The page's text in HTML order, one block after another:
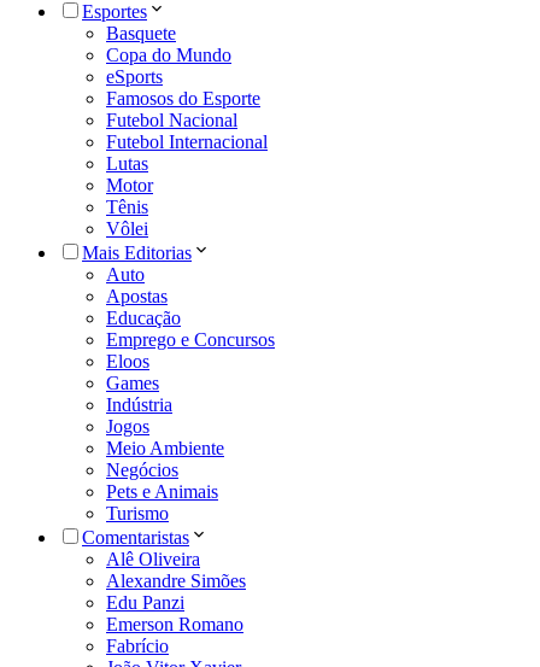
Esportes
Basquete
Copa do Mundo
eSports
Famosos do Esporte
Futebol Nacional
Futebol Internacional
Lutas
Motor
Tênis
Vôlei
Mais Editorias
Auto
Apostas
Educação
Emprego e Concursos
Eloos
Games
Indústria
Jogos
Meio Ambiente
Negócios
Pets e Animais
Turismo
Comentaristas
Alê Oliveira
Alexandre Simões
Edu Panzi
Emerson Romano
Fabrício